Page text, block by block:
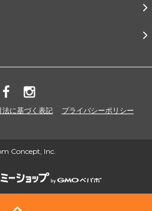
に基づく表記 プライバシーポリシー
Concept, Inc.